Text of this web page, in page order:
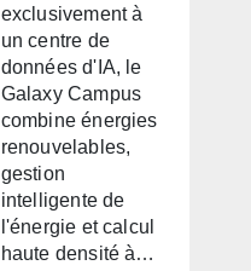
exclusivement à
un centre de
données d'IA, le
Galaxy Campus
combine énergies
renouvelables,
gestion
intelligente de
l'énergie et calcul
haute densité à…